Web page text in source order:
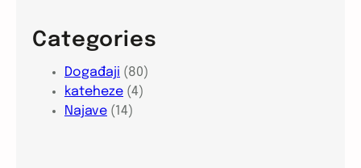
Categories
Događaji (80)
kateheze (4)
Najave (14)